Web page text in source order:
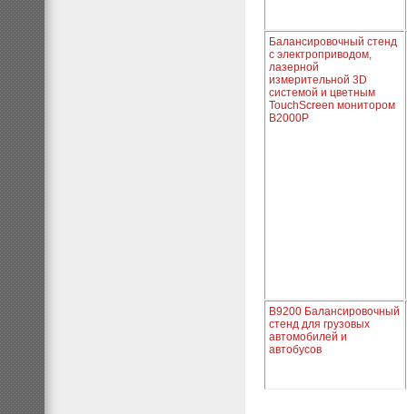
Балансировочный стенд
с электроприводом,
лазерной
измерительной 3D
системой и цветным
TouchScreen монитором
B2000P
B9200 Балансировочный
стенд для грузовых
автомобилей и
автобусов